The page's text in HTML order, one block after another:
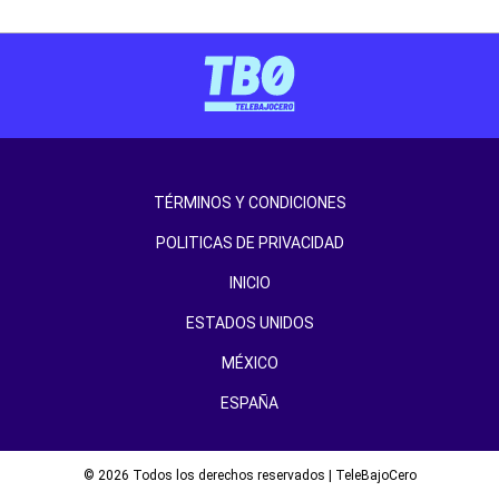
TÉRMINOS Y CONDICIONES
POLITICAS DE PRIVACIDAD
INICIO
ESTADOS UNIDOS
MÉXICO
ESPAÑA
© 2026 Todos los derechos reservados | TeleBajoCero